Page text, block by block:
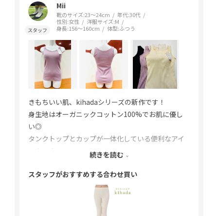
Mii
靴のサイズ:23～24cm 年代:30代
性別:女性 洋服サイズ:M
身長:156～160cm 体型:ふつう
きもちいい肌、kihadaシリーズの新作です！
身生地はオーガニックコットン100%でお肌に優し
い◎
タンクトップとカップが一体化している便利なアイ
テムです。
嬉しいです（^^）
綿の生地がとても心地よく、リラックスできます♪
続きを読む
スタッフがおすすめする合わせ買い